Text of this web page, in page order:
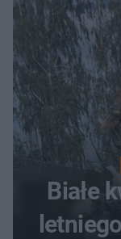
Białe